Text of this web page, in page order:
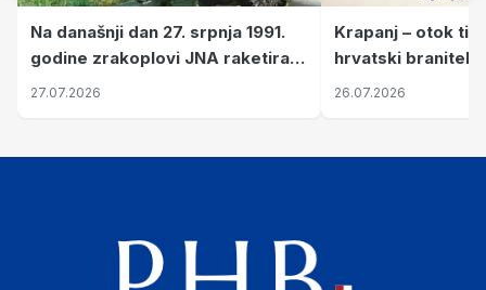
Na današnji dan 27. srpnja 1991.
godine zrakoplovi JNA raketirali
su vojarnu i obučni centar "Nikola
27.07.2026
Krapanj – otok
hrvatski branitelji
pronalaze mir
26.07.2026